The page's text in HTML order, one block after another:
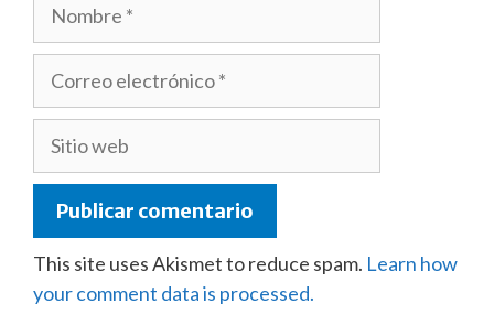
This site uses Akismet to reduce spam. Learn how
your comment data is processed.